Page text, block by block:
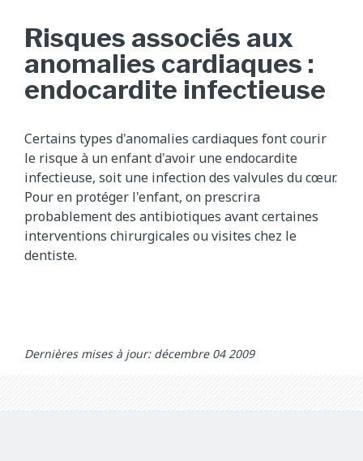
Risques associés aux
anomalies cardiaques :
endocardite infectieuse
Certains types d'anomalies cardiaques font courir
le risque à un enfant d'avoir une endocardite
infectieuse, soit une infection des valvules du cœur.
Pour en protéger l'enfant, on prescrira
probablement des antibiotiques avant certaines
interventions chirurgicales ou visites chez le
dentiste.
Dernières mises à jour: décembre 04 2009